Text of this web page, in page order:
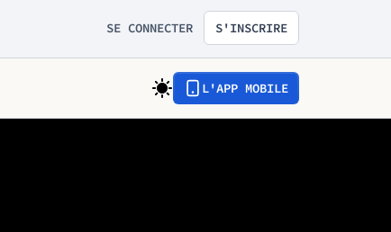
SE CONNECTER S'INSCRIRE
L'APP MOBILE